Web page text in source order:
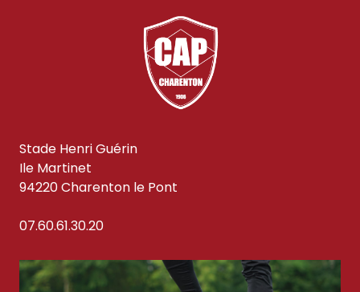
Stade Henri Guérin
Ile Martinet
94220 Charenton le Pont
07.60.61.30.20